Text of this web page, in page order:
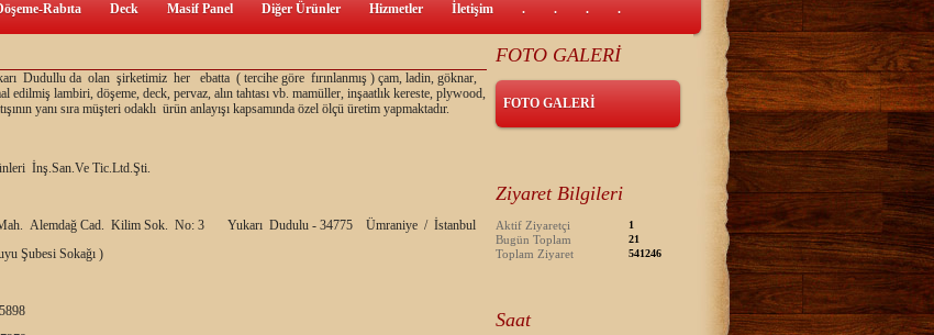
Rabıta Deck Masif Panel Diğer Ürünler Hizmetler İletişim . . . .
Dudullu da olan şirketimiz her ebatta ( tercihe göre fırınlanmış ) çam, ladin, göknar,
edilmiş lambiri, döşeme, deck, pervaz, alın tahtası vb. mamüller, inşaatlık kereste, plywood,
yanı sıra müşteri odaklı ürün anlayışı kapsamında özel ölçü üretim yapmaktadır.
İnş.San.Ve Tic.Ltd.Şti.
Alemdağ Cad. Kilim Sok. No: 3 Yukarı Dudulu - 34775 Ümraniye / İstanbul
Şubesi Sokağı )
FOTO GALERİ
FOTO GALERİ
Ziyaret Bilgileri
Aktif Ziyaretçi 1
Bugün Toplam 21
Toplam Ziyaret 541246
Saat